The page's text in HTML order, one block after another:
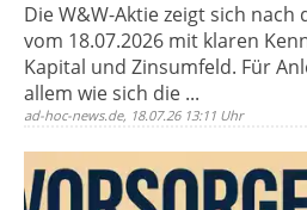
Die W&W-Aktie zeigt sich
vom 18.07.2026 mit klaren
Kapital und Zinsumfeld. Für
allem wie sich die ...
ad-hoc-news.de, 18.07.26 13:11 Uhr